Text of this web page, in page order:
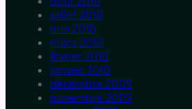
juillet 2010
mai 2010
mars 2010
février 2010
janvier 2010
décembre 2009
novembre 2009